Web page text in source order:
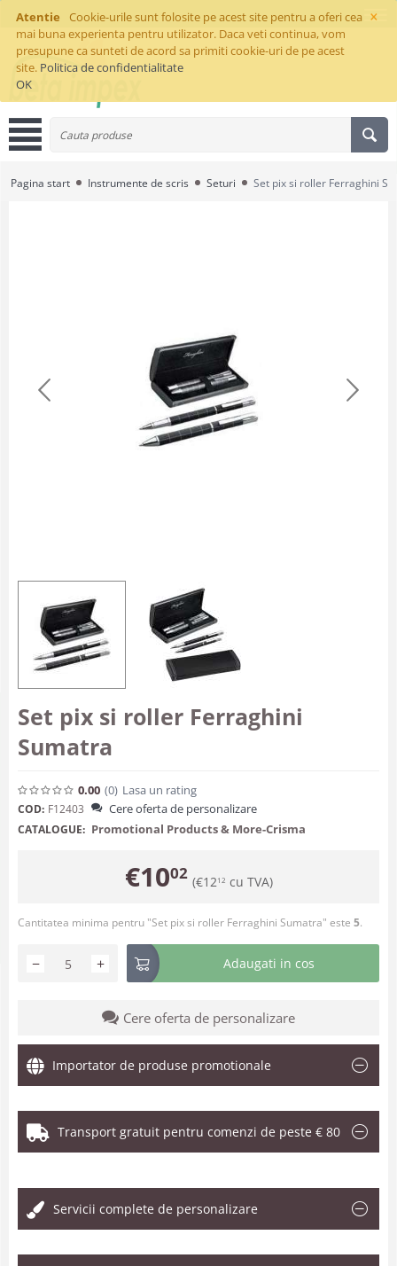
×
Atentie
Cookie-urile sunt folosite pe acest site pentru a oferi cea
mai buna experienta pentru utilizator. Daca veti continua, vom
presupune ca sunteti de acord sa primiti cookie-uri de pe acest
site. Politica de confidentialitate
OK
Pagina start Instrumente de scris Seturi Set pix si roller Ferraghini
Set pix si roller Ferraghini
Sumatra
0.00 (0) Lasa un rating
COD: F12403 Cere oferta de personalizare
CATALOGUE: Promotional Products & More-Crisma
€1002 (€1212 cu TVA)
Cantitatea minima pentru "Set pix si roller Ferraghini Sumatra" este 5.
+
− Adaugati in cos
Cere oferta de personalizare
Importator de produse promotionale
Transport gratuit pentru comenzi de peste € 80
Servicii complete de personalizare